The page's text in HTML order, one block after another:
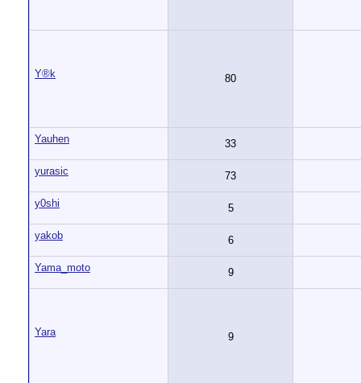
Y®k 80
Yauhen 33
yurasic 73
y0shi 5
yakob 6
Yama_moto 9
Yara 9